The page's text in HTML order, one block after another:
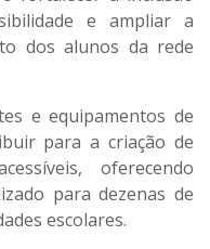
e ampliar a
dos alunos da rede
e equipamentos de
para a criação de
oferecendo
para dezenas de
escolares.